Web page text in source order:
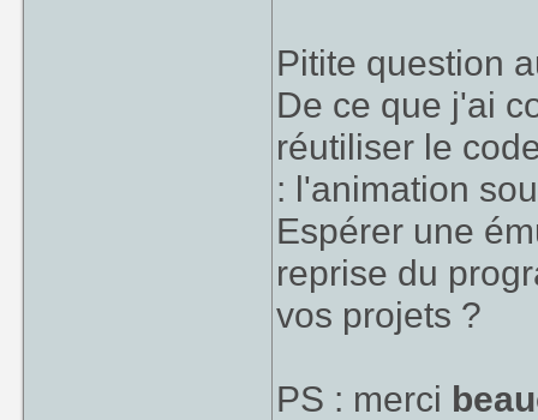
Pitite question
De ce que j'ai
réutiliser le
: l'animation
Espérer une
reprise du
vos projets ?
PS : merci